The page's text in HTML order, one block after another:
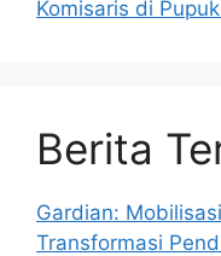
Komisaris di
Berita
Gardian:
Transformasi